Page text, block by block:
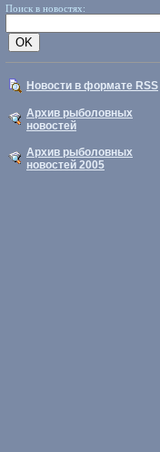
Поиск в новостях:
Новости в формате RSS
Архив рыболовных
новостей
Архив рыболовных
новостей 2005